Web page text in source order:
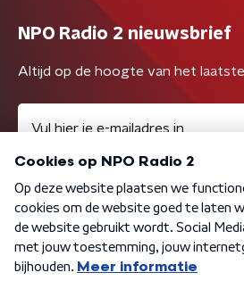
NPO Radio 2 nieuwsbrief
Altijd op de hoogte van het
Algemene voorwaarden